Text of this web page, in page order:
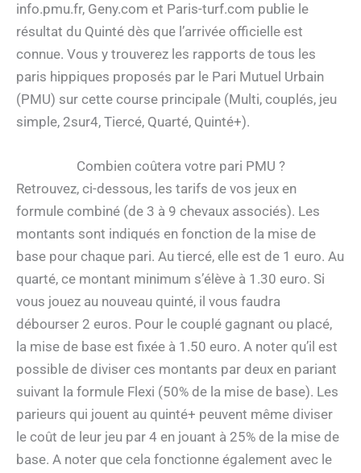
info.pmu.fr, Geny.com et Paris-turf.com publie le
résultat du Quinté dès que l’arrivée officielle est
connue. Vous y trouverez les rapports de tous les
paris hippiques proposés par le Pari Mutuel Urbain
(PMU) sur cette course principale (Multi, couplés, jeu
simple, 2sur4, Tiercé, Quarté, Quinté+).
Combien coûtera votre pari PMU ?
Retrouvez, ci-dessous, les tarifs de vos jeux en
formule combiné (de 3 à 9 chevaux associés). Les
montants sont indiqués en fonction de la mise de
base pour chaque pari. Au tiercé, elle est de 1 euro. Au
quarté, ce montant minimum s’élève à 1.30 euro. Si
vous jouez au nouveau quinté, il vous faudra
débourser 2 euros. Pour le couplé gagnant ou placé,
la mise de base est fixée à 1.50 euro. A noter qu’il est
possible de diviser ces montants par deux en pariant
suivant la formule Flexi (50% de la mise de base). Les
parieurs qui jouent au quinté+ peuvent même diviser
le coût de leur jeu par 4 en jouant à 25% de la mise de
base. A noter que cela fonctionne également avec le